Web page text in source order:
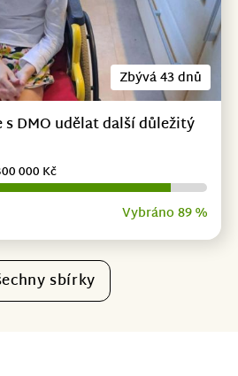
Zbývá 43 dnů
DMO udělat další důležitý
Vybráno 89 %
000 Kč
sbírky